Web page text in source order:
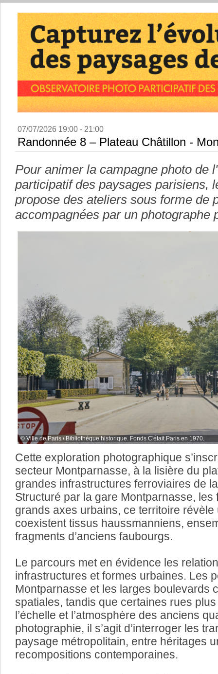
07/07/2026 19:00 - 21:00
Randonnée 8 – Plateau Châtillon -
Pour animer la campagne photo de
participatif des paysages parisiens,
propose des ateliers sous forme de
accompagnées par un photographe
© Ville de Paris / Bibliothèque historique. Fonds C'était Paris en 1970.
Cette exploration photographique
secteur Montparnasse, à la lisière du
grandes infrastructures ferroviaires de
Structuré par la gare Montparnasse,
grands axes urbains, ce territoire
coexistent tissus haussmanniens,
fragments d’anciens faubourgs.
Le parcours met en évidence les
infrastructures et formes urbaines. Les
Montparnasse et les larges boulevards
spatiales, tandis que certaines rues
l’échelle et l’atmosphère des anciens
photographie, il s’agit d’interroger les
paysage métropolitain, entre héritages
recompositions contemporaines.